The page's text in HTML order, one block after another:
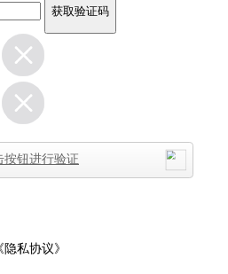
获取验证码
按钮进行验证
隐私协议》